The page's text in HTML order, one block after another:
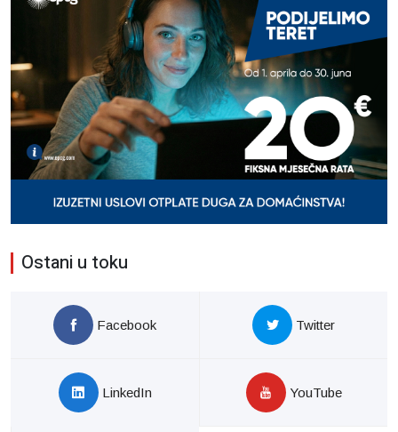
Ostani u toku
Facebook Twitter
LinkedIn YouTube